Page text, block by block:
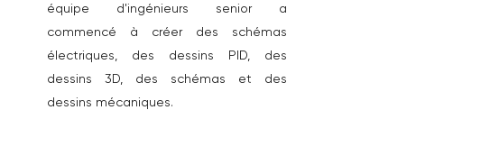
équipe d'ingénieurs senior a
commencé à créer des schémas
électriques, des dessins PID, des
dessins 3D, des schémas et des
dessins mécaniques.